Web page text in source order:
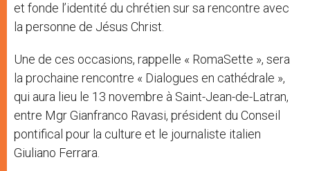
et fonde l’identité du chrétien sur sa rencontre avec
la personne de Jésus Christ.
Une de ces occasions, rappelle « RomaSette », sera
la prochaine rencontre « Dialogues en cathédrale »,
qui aura lieu le 13 novembre à Saint-Jean-de-Latran,
entre Mgr Gianfranco Ravasi, président du Conseil
pontifical pour la culture et le journaliste italien
Giuliano Ferrara.